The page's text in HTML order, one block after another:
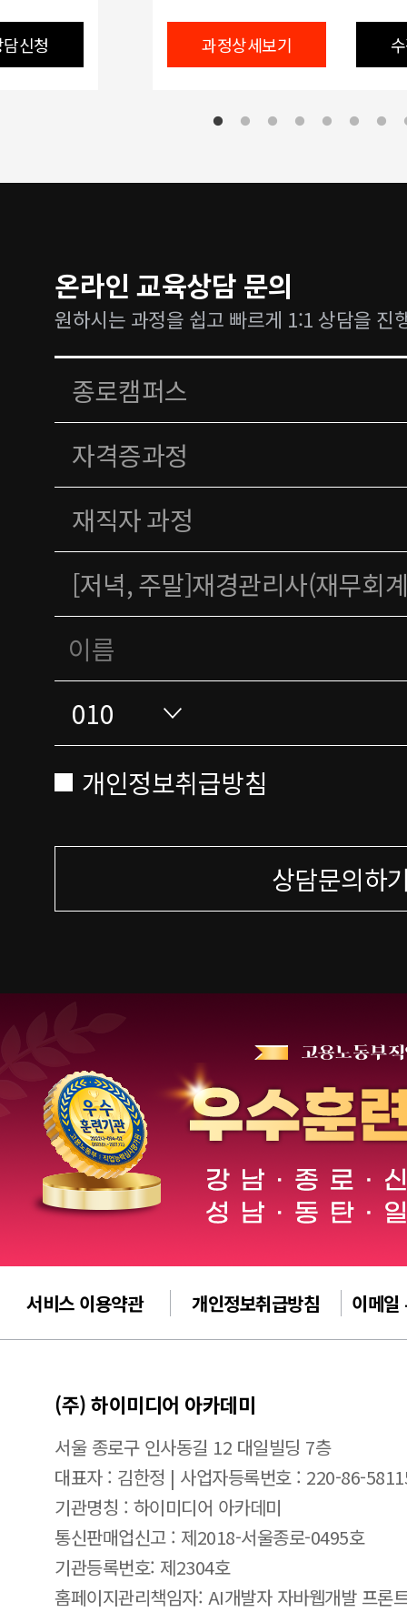
신청 과정상세보기
온라인 교육상담 문의
원하시는 과정을 쉽고 빠르게 1:1 상담을 진
개인정보취급방침
상담문의하
서비스 이용약관 개인정보취급방침 이메일
(주) 하이미디어 아카데미
서울 종로구 인사동길 12 대일빌딩 7층
대표자 : 김한정 | 사업자등록번호 : 220-86-
기관명칭 : 하이미디어 아카데미
통신판매업신고 : 제2018-서울종로-0495호
기관등록번호: 제2304호
홈페이지관리책임자: AI개발자 자바웹개발 프론